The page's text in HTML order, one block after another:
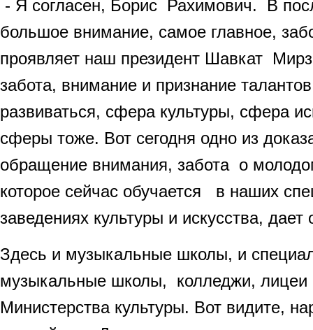
- Я согласен, Борис Рахимович. В
большое внимание, самое главное,
проявляет наш президент Шавкат
забота, внимание и признание
развиваться, сфера культуры, сфера
сферы тоже. Вот сегодня одно из
обращение внимания, забота о
которое сейчас обучается в наших
заведениях культуры и искусства, дает
Здесь и музыкальные школы, и
музыкальные школы, колледжи,
Министерства культуры. Вот видите,